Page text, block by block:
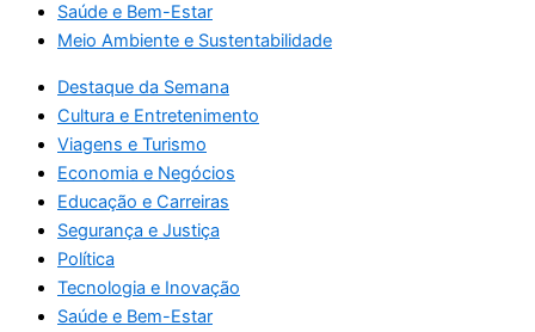
Saúde e Bem-Estar
Meio Ambiente e Sustentabilidade
Destaque da Semana
Cultura e Entretenimento
Viagens e Turismo
Economia e Negócios
Educação e Carreiras
Segurança e Justiça
Política
Tecnologia e Inovação
Saúde e Bem-Estar